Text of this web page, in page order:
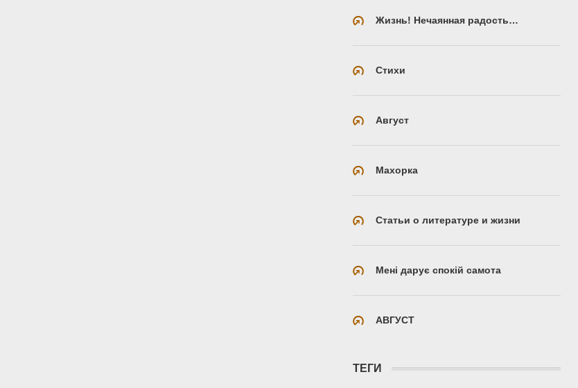
Жизнь! Нечаянная радость…
Стихи
Август
Махорка
Статьи о литературе и жизни
Мені дарує спокій самота
АВГУСТ
ТЕГИ